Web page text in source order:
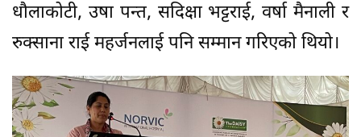
धौलाकोटी, उषा पन्त, सदिक्षा भट्टराई, वर्षा मैनाली र
रुक्साना राई महर्जनलाई पनि सम्मान गरिएको थियो।